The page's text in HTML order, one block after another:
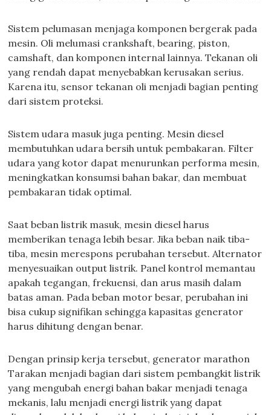
Sistem pelumasan menjaga komponen bergerak pada
mesin. Oli melumasi crankshaft, bearing, piston,
camshaft, dan komponen internal lainnya. Tekanan oli
yang rendah dapat menyebabkan kerusakan serius.
Karena itu, sensor tekanan oli menjadi bagian penting
dari sistem proteksi.
Sistem udara masuk juga penting. Mesin diesel
membutuhkan udara bersih untuk pembakaran. Filter
udara yang kotor dapat menurunkan performa mesin,
meningkatkan konsumsi bahan bakar, dan membuat
pembakaran tidak optimal.
Saat beban listrik masuk, mesin diesel harus
memberikan tenaga lebih besar. Jika beban naik tiba-
tiba, mesin merespons perubahan tersebut. Alternator
menyesuaikan output listrik. Panel kontrol memantau
apakah tegangan, frekuensi, dan arus masih dalam
batas aman. Pada beban motor besar, perubahan ini
bisa cukup signifikan sehingga kapasitas generator
harus dihitung dengan benar.
Dengan prinsip kerja tersebut, generator marathon
Tarakan menjadi bagian dari sistem pembangkit listrik
yang mengubah energi bahan bakar menjadi tenaga
mekanis, lalu menjadi energi listrik yang dapat